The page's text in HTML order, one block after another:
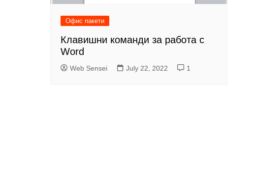
Офис пакети
Клавишни команди за работа с
Word
Web Sensei July 22, 2022 1